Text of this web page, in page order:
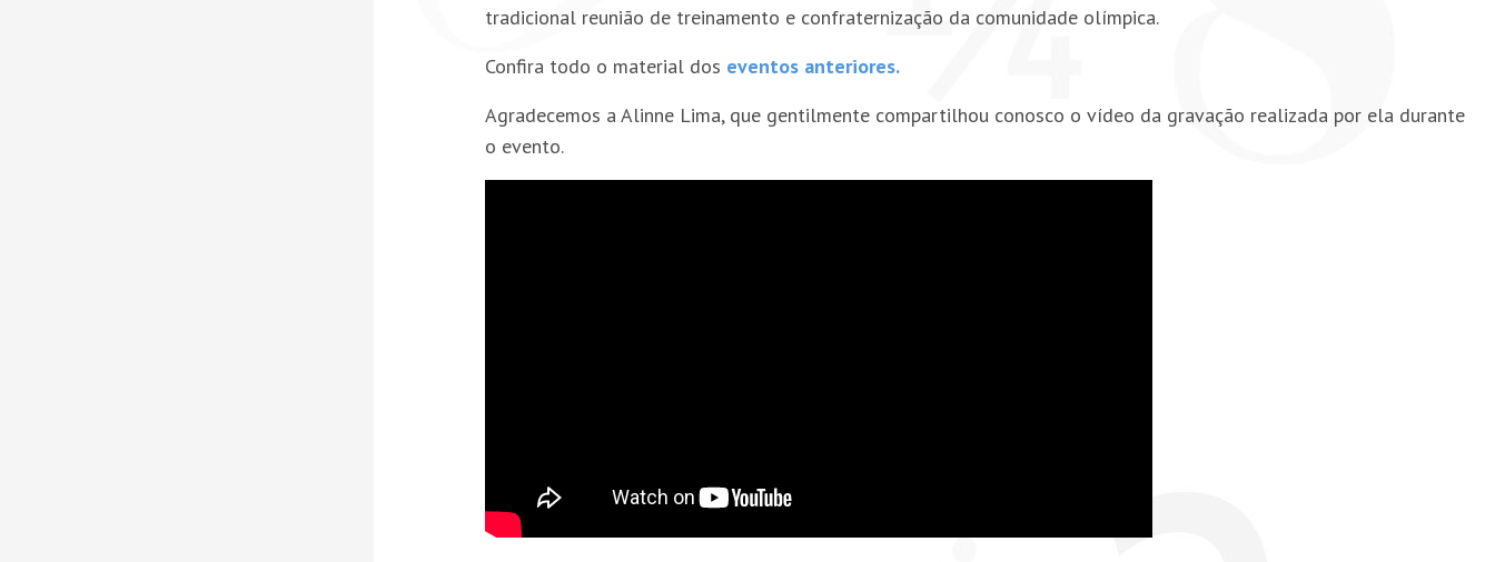
tradicional reunião de treinamento e confraternização da comunidade olímpica.
Confira todo o material dos eventos anteriores.
Agradecemos a Alinne Lima, que gentilmente compartilhou conosco o vídeo da gravação realizada por ela durante
o evento.